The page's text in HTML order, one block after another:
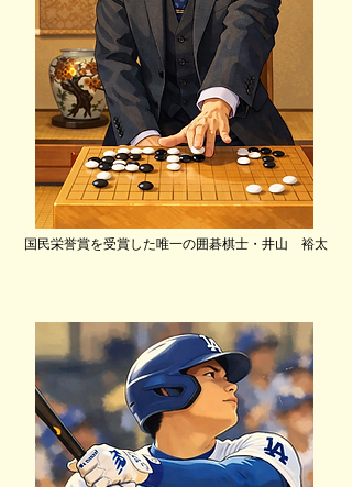
国民栄誉賞を受賞した唯一の囲碁棋士・井山 裕太